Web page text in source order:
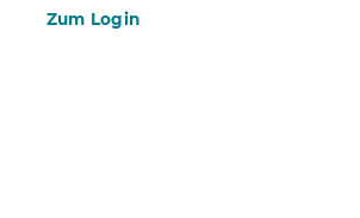
Zum Login